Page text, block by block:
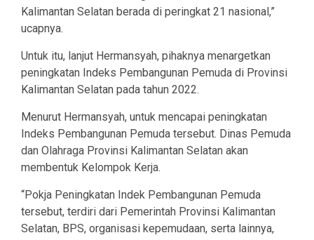
Kalimantan Selatan berada di peringkat 21 nasional,”
ucapnya.
Untuk itu, lanjut Hermansyah, pihaknya menargetkan
peningkatan Indeks Pembangunan Pemuda di Provinsi
Kalimantan Selatan pada tahun 2022.
Menurut Hermansyah, untuk mencapai peningkatan
Indeks Pembangunan Pemuda tersebut. Dinas Pemuda
dan Olahraga Provinsi Kalimantan Selatan akan
membentuk Kelompok Kerja.
“Pokja Peningkatan Indek Pembangunan Pemuda
tersebut, terdiri dari Pemerintah Provinsi Kalimantan
Selatan, BPS, organisasi kepemudaan, serta lainnya,